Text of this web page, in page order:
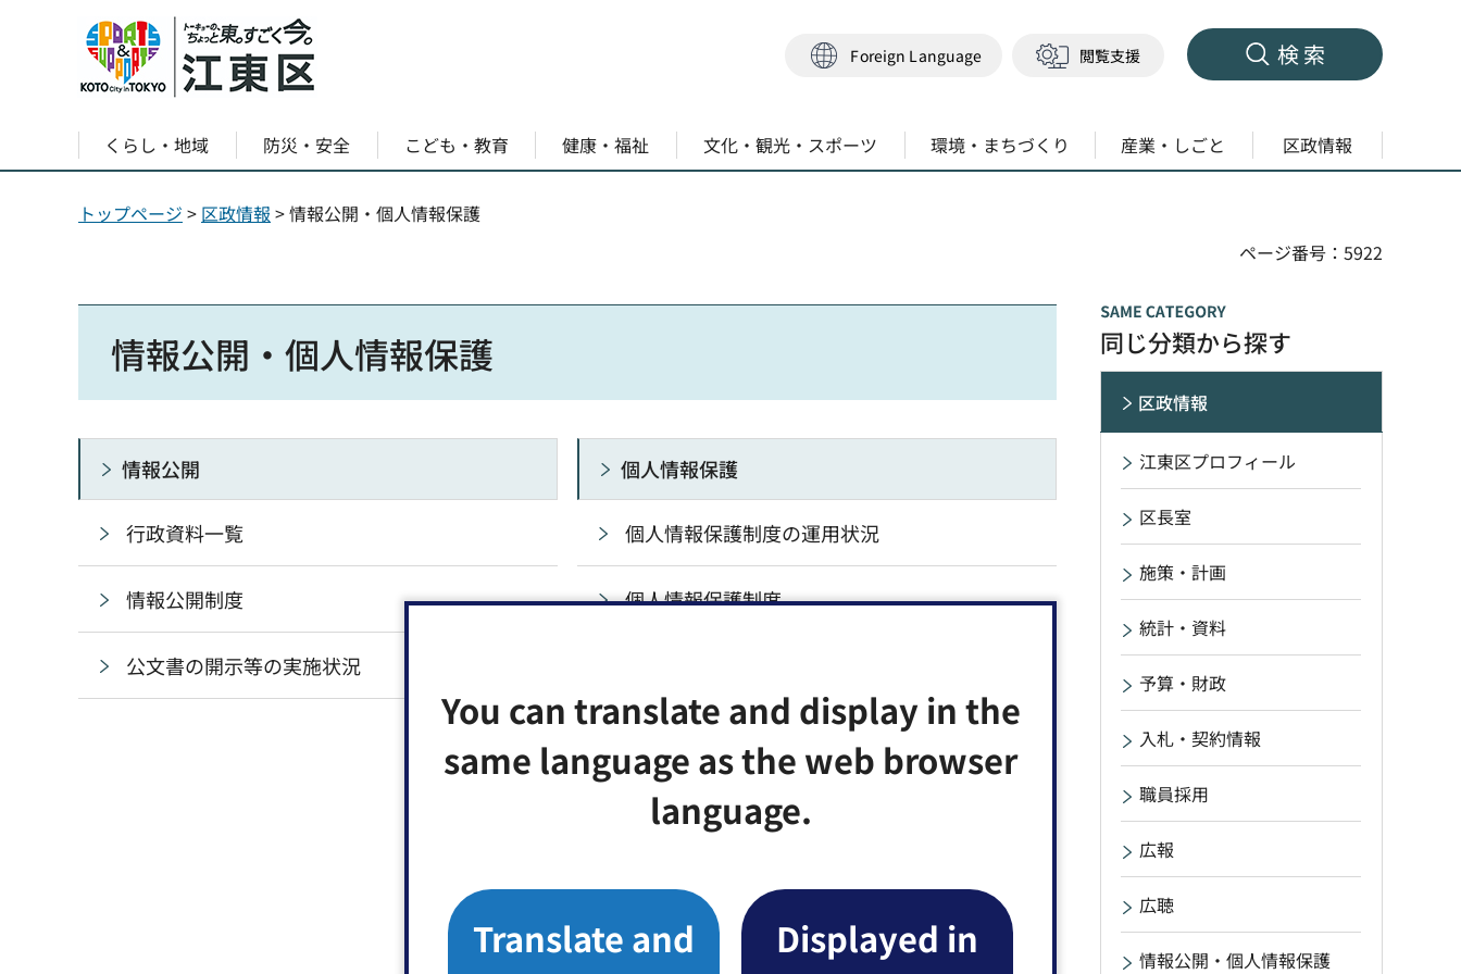
You can translate and display in the
same language as the web browser
language.
Translate and
Displayed in
Foreign Language 閲覧支援 検索
くらし・地域 防災・安全 こども・教育 健康・福祉 文化・観光・スポーツ 環境・まちづくり 産業・しごと 区政情報
トップページ > 区政情報 > 情報公開・個人情報保護
ページ番号：5922
情報公開・個人情報保護
情報公開
行政資料一覧
情報公開制度
公文書の開示等の実施状況
個人情報保護
個人情報保護制度の運用状況
個人情報保護制度
プライバシーについて
同じ分類から探す
区政情報
江東区プロフィール
区長室
施策・計画
統計・資料
予算・財政
入札・契約情報
職員採用
広報
広聴
情報公開・個人情報保護